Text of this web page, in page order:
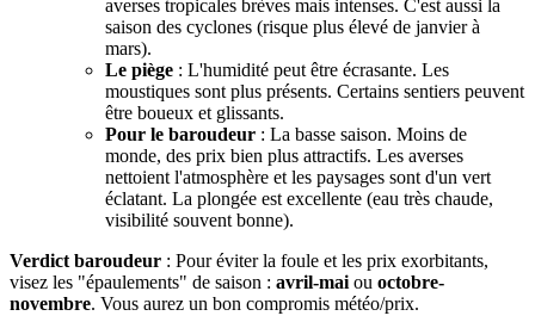
averses tropicales brèves mais intenses. C'est aussi la
saison des cyclones (risque plus élevé de janvier à
mars).
Le piège : L'humidité peut être écrasante. Les
moustiques sont plus présents. Certains sentiers peuvent
être boueux et glissants.
Pour le baroudeur : La basse saison. Moins de
monde, des prix bien plus attractifs. Les averses
nettoient l'atmosphère et les paysages sont d'un vert
éclatant. La plongée est excellente (eau très chaude,
visibilité souvent bonne).
Verdict baroudeur : Pour éviter la foule et les prix exorbitants,
visez les "épaulements" de saison : avril-mai ou octobre-
novembre. Vous aurez un bon compromis météo/prix.